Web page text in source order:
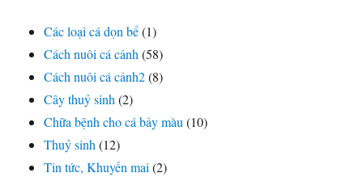
Các loại cá dọn bể(1)
Cách nuôi cá cảnh (58)
Cách nuôi cá cảnh2(8)
Cây thuỷ sinh (2)
Chữa bệnh cho cá bảy màu (10)
Thuỷ sinh (12)
Tin tức, Khuyến mai (2)